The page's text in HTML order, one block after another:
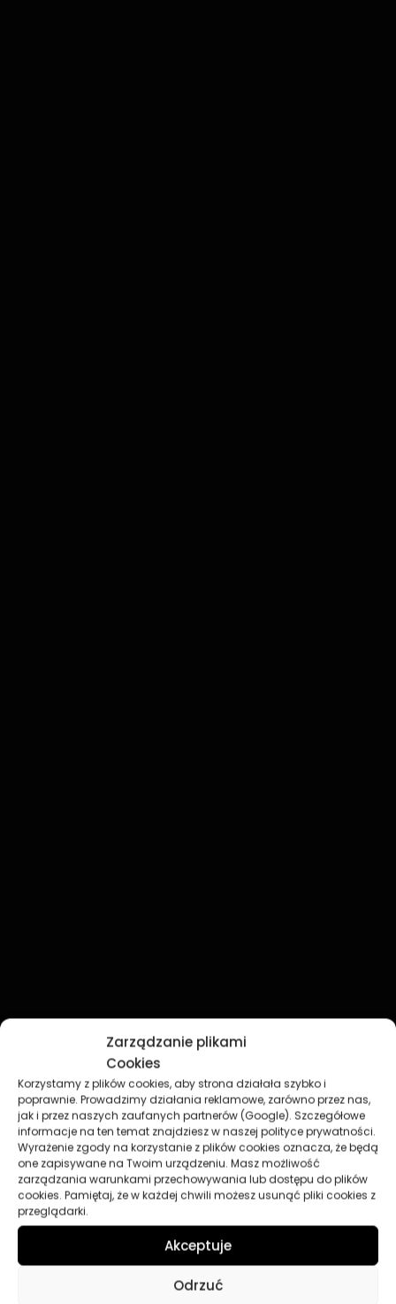
Zarządzanie plikami
Cookies
Korzystamy z plików cookies, aby strona działała szybko i
poprawnie. Prowadzimy działania reklamowe, zarówno przez nas,
jak i przez naszych zaufanych partnerów (Google). Szczegółowe
informacje na ten temat znajdziesz w naszej polityce prywatności.
Wyrażenie zgody na korzystanie z plików cookies oznacza, że będą
one zapisywane na Twoim urządzeniu. Masz możliwość
zarządzania warunkami przechowywania lub dostępu do plików
cookies. Pamiętaj, że w każdej chwili możesz usunąć pliki cookies z
przeglądarki.
Akceptuje
Odrzuć
PRODUKTY DLA TWOJEGO POJAZDU
OLEJESILNIKOWE.
Mocna wyciągnięcie ręki — zaawansowane formuły i
technologie, które zapewniają silnikowimaksymalną
ochronęiwydajność